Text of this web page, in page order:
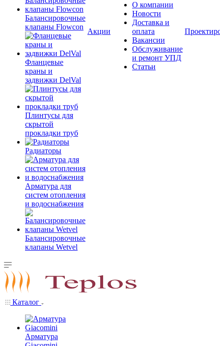
Балансировочные
клапаны Flowcon
Фланцевые
краны и
задвижки DelVal
Плинтусы для
скрытой
прокладки труб
Радиаторы
Арматура для
систем отопления
и водоснабжения
Балансировочные
клапаны Wetvel
Акции
О компании
Новости
Доставка и
оплата
Вакансии
Обслуживание
и ремонт УПД
Статьи
Каталог
Арматура